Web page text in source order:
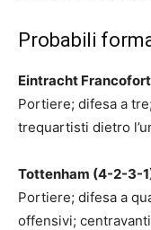
Probabili
Eintracht
Portiere; difesa a
trequartisti dietro
Tottenham (4-2-3-
Portiere; difesa a
offensivi;